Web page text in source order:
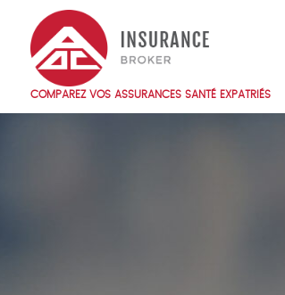
main
content
COMPAREZ VOS ASSURANCES SANTÉ EXPATRIÉS
Main